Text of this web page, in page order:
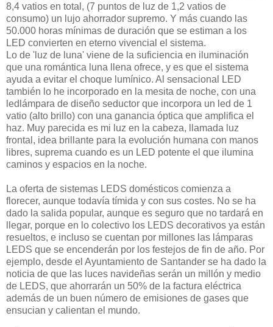
8,4 vatios en total, (7 puntos de luz de 1,2 vatios de
consumo) un lujo ahorrador supremo. Y más cuando las
50.000 horas mínimas de duración que se estiman a los
LED convierten en eterno vivencial el sistema.
Lo de 'luz de luna' viene de la suficiencia en iluminación
que una romántica luna llena ofrece, y es que el sistema
ayuda a evitar el choque lumínico. Al sensacional LED
también lo he incorporado en la mesita de noche, con una
ledlámpara de diseño seductor que incorpora un led de 1
vatio (alto brillo) con una ganancia óptica que amplifica el
haz. Muy parecida es mi luz en la cabeza, llamada luz
frontal, idea brillante para la evolución humana con manos
libres, suprema cuando es un LED potente el que ilumina
caminos y espacios en la noche.
La oferta de sistemas LEDS domésticos comienza a
florecer, aunque todavía tímida y con sus costes. No se ha
dado la salida popular, aunque es seguro que no tardará en
llegar, porque en lo colectivo los LEDS decorativos ya están
resueltos, e incluso se cuentan por millones las lámparas
LEDS que se encenderán por los festejos de fin de año. Por
ejemplo, desde el Ayuntamiento de Santander se ha dado la
noticia de que las luces navideñas serán un millón y medio
de LEDS, que ahorrarán un 50% de la factura eléctrica
además de un buen número de emisiones de gases que
ensucian y calientan el mundo.